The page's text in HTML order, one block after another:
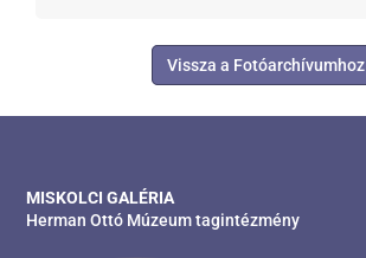
Vissza a Fotóarchívumhoz
MISKOLCI GALÉRIA
Herman Ottó Múzeum tagintézmény